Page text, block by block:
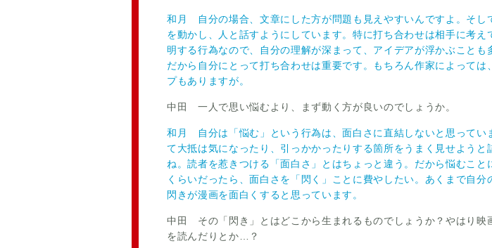
和月 自分の場合、文章にした方が問題も見えやすいんですよ。そし
を動かし、人と話すようにしています。特に打ち合わせは相手に考え
明する行為なので、自分の理解が深まって、アイデアが浮かぶことも
だから自分にとって打ち合わせは重要です。もちろん作家によっては
プもありますが。
中田 一人で思い悩むより、まず動く方が良いのでしょうか。
和月 自分は「悩む」という行為は、面白さに直結しないと思ってい
て大抵は気になったり、引っかかったりする箇所をうまく見せようと
ね。読者を惹きつける「面白さ」とはちょっと違う。だから悩むこと
くらいだったら、面白さを「閃く」ことに費やしたい。あくまで自分
閃きが漫画を面白くすると思っています。
中田 その「閃き」とはどこから生まれるものでしょうか？やはり映
を読んだりとか…？